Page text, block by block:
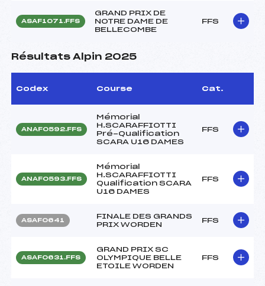
ASAF1071.FFS
GRAND PRIX DE
NOTRE DAME DE
BELLECOMBE
FFS
Résultats Alpin 2025
Codex Course Cat.
ANAF0592.FFS
Mémorial
H.SCARAFFIOTTI
Pré-Qualification
SCARA U16 DAMES
FFS
ANAF0593.FFS
Mémorial
H.SCARAFFIOTTI
Qualification SCARA
U16 DAMES
FFS
ASAF0641
FINALE DES GRANDS
PRIX WORDEN
FFS
ASAF0631.FFS
GRAND PRIX SC
OLYMPIQUE BELLE
ETOILE WORDEN
FFS